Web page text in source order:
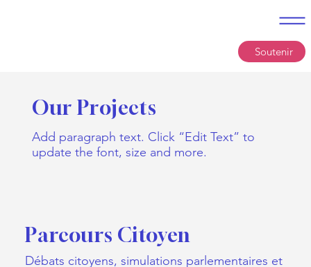
Soutenir
Our Projects
Add paragraph text. Click “Edit Text” to
update the font, size and more.
Parcours Citoyen
Débats citoyens, simulations parlementaires et